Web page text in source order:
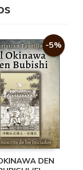
-5%
DEN